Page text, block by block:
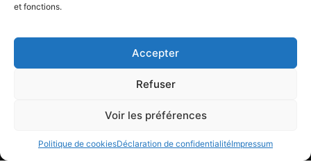
et fonctions.
Accepter
Refuser
Voir les préférences
Politique de cookiesDéclaration de confidentialitéImpressum
Contact
••• Nous contacter
Avecloveshop.fr tout droits réservé.